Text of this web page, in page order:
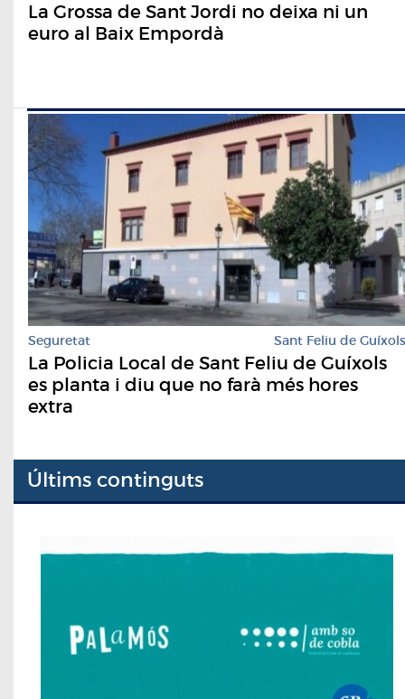
La Grossa de Sant Jordi no deixa ni un
euro al Baix Empordà
Seguretat Sant Feliu de Guíxols
La Policia Local de Sant Feliu de Guíxols
es planta i diu que no farà més hores
extra
Últims continguts